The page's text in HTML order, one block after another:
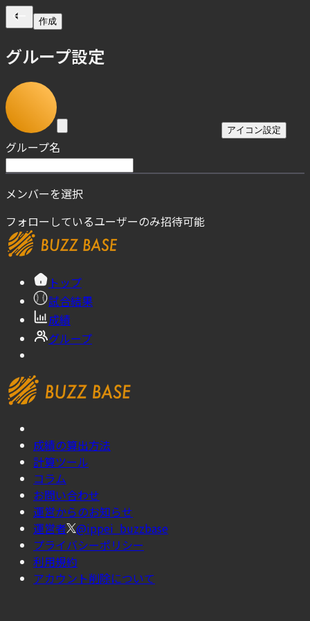
作成
グループ設定
アイコン設定
グループ名
メンバーを選択
フォローしているユーザーのみ招待可能
トップ
試合結果
成績
グループ
成績の算出方法
計算ツール
コラム
お問い合わせ
運営からのお知らせ
運営者
@ippei_buzzbase
プライバシーポリシー
利用規約
アカウント削除について